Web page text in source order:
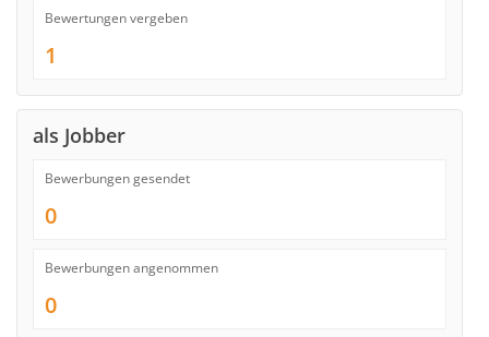
Bewertungen vergeben
1
als Jobber
Bewerbungen gesendet
0
Bewerbungen angenommen
0